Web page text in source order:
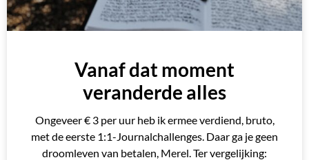
Vanaf dat moment
veranderde alles
Ongeveer € 3 per uur heb ik ermee verdiend, bruto,
met de eerste 1:1-Journalchallenges. Daar ga je geen
droomleven van betalen, Merel. Ter vergelijking: